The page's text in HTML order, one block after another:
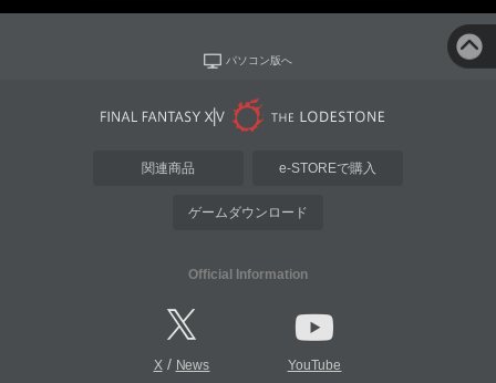
パソコン版へ
関連商品 e-STOREで購入
ゲームダウンロード
Official Information
X/ News YouTube